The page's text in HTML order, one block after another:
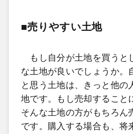
■売りやすい土地
もし自分が土地を買うと
な土地が良いでしょうか。
と思う土地は、きっと他の
地です。もし売却すること
そんな土地の方がもちろん
です。購入する場合も、将